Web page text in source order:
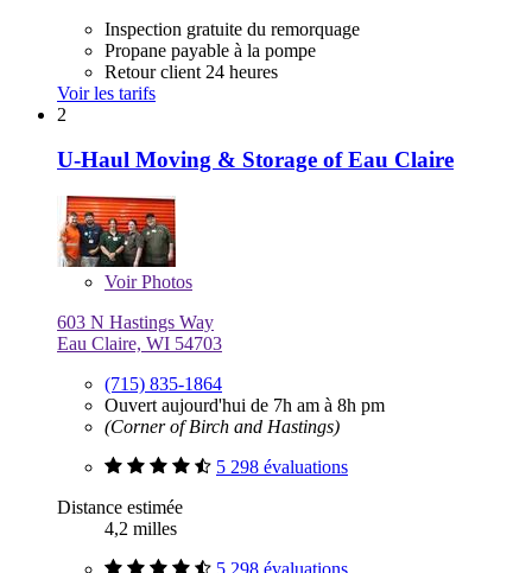
Inspection gratuite du remorquage
Propane payable à la pompe
Retour client 24 heures
Voir les tarifs
2
U-Haul Moving & Storage of Eau Claire
VoirPhotos
603 N Hastings Way
Eau Claire, WI 54703
(715) 835-1864
Ouvert aujourd'hui de 7h am à 8h pm
(Corner of Birch and Hastings)
5 298 évaluations
Distance estimée
4,2 milles
5 298 évaluations